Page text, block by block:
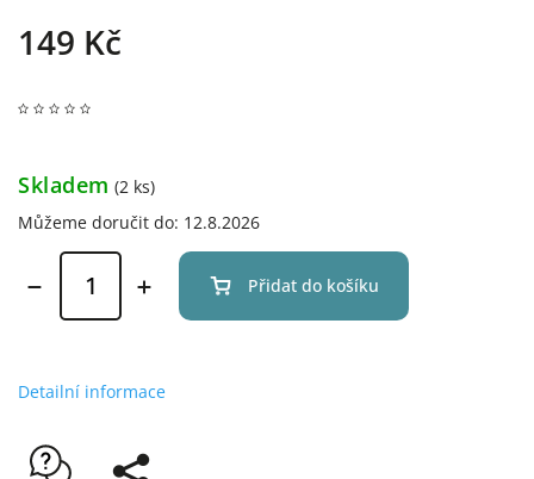
149 Kč
Skladem (2 ks)
Můžeme doručit do: 12.8.2026
Přidat do košíku
Detailní informace